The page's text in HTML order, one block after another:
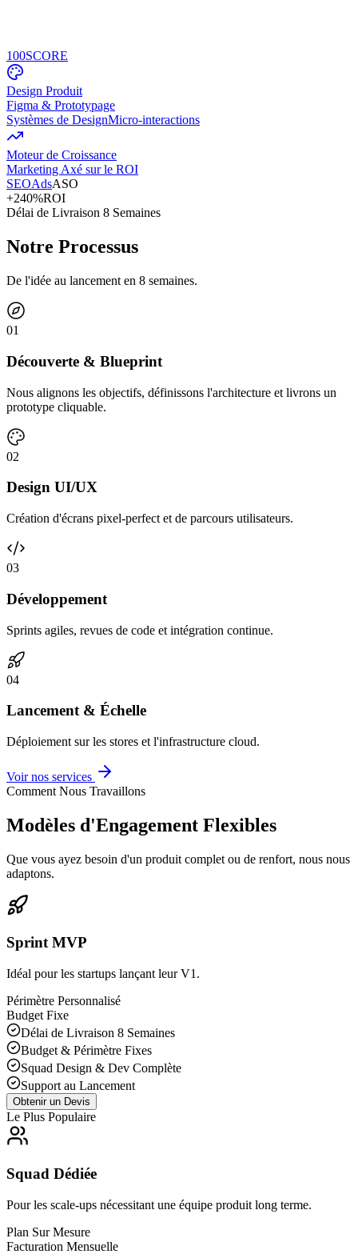
100SCORE
Design Produit
Figma & Prototypage
Systèmes de DesignMicro-interactions
Moteur de Croissance
Marketing Axé sur le ROI
SEOAdsASO
+240%ROI
Délai de Livraison 8 Semaines
Notre Processus
De l'idée au lancement en 8 semaines.
01
Découverte & Blueprint
Nous alignons les objectifs, définissons l'architecture et livrons un
prototype cliquable.
02
Design UI/UX
Création d'écrans pixel-perfect et de parcours utilisateurs.
03
Développement
Sprints agiles, revues de code et intégration continue.
04
Lancement & Échelle
Déploiement sur les stores et l'infrastructure cloud.
Voir nos services
Comment Nous Travaillons
Modèles d'Engagement Flexibles
Que vous ayez besoin d'un produit complet ou de renfort, nous nous
adaptons.
Sprint MVP
Idéal pour les startups lançant leur V1.
Périmètre Personnalisé
Budget Fixe
Délai de Livraison 8 Semaines
Budget & Périmètre Fixes
Squad Design & Dev Complète
Support au Lancement
Obtenir un Devis
Le Plus Populaire
Squad Dédiée
Pour les scale-ups nécessitant une équipe produit long terme.
Plan Sur Mesure
Facturation Mensuelle